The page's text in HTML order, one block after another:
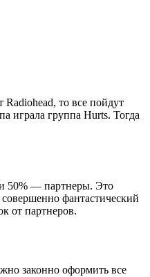
то все пойдут
играла группа Hurts. Тогда
50% — партнеры. Это
фантастический
от партнеров.
законно оформить все